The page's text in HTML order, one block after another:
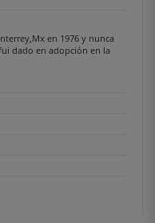
en 1976 y nunca
dado en adopción en la